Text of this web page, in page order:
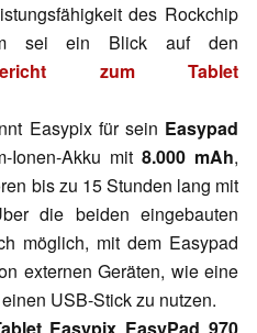
des Rockchip
sei ein Blick auf den
zum Tablet
Easypix für sein Easypad
Ionen-Akku mit 8.000 mAh,
bis zu 15 Stunden lang mit
die beiden eingebauten
möglich, mit dem Easypad
externen Geräten, wie eine
USB-Stick zu nutzen.